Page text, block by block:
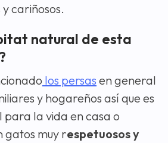
cariñosos.
natural de esta
los persas en general
y hogareños así que es
para la vida en casa o
muy respetuosos y